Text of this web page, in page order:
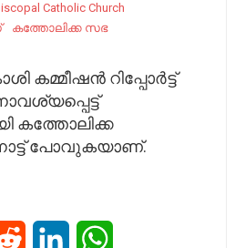
Catholic Church
കത്തോലിക്ക സഭ
കമ്മീഷൻ റിപ്പോർട്ട്
കത്തോലിക്ക
പോവുകയാണ്.
Reddit LinkedIn